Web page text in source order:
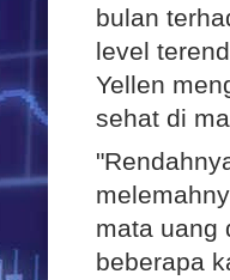
bulan
level
Yellen
sehat di
mata uang
beberapa